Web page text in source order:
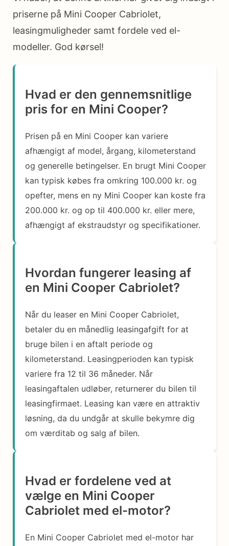
priserne på Mini Cooper Cabriolet,
leasingmuligheder samt fordele ved el-
modeller. God kørsel!
Hvad er den gennemsnitlige
pris for en Mini Cooper?
Prisen på en Mini Cooper kan variere
afhængigt af model, årgang, kilometerstand
og generelle betingelser. En brugt Mini Cooper
kan typisk købes fra omkring 100.000 kr. og
opefter, mens en ny Mini Cooper kan koste fra
200.000 kr. og op til 400.000 kr. eller mere,
afhængigt af ekstraudstyr og specifikationer.
Hvordan fungerer leasing af
en Mini Cooper Cabriolet?
Når du leaser en Mini Cooper Cabriolet,
betaler du en månedlig leasingafgift for at
bruge bilen i en aftalt periode og
kilometerstand. Leasingperioden kan typisk
variere fra 12 til 36 måneder. Når
leasingaftalen udløber, returnerer du bilen til
leasingfirmaet. Leasing kan være en attraktiv
løsning, da du undgår at skulle bekymre dig
om værditab og salg af bilen.
Hvad er fordelene ved at
vælge en Mini Cooper
Cabriolet med el-motor?
En Mini Cooper Cabriolet med el-motor har